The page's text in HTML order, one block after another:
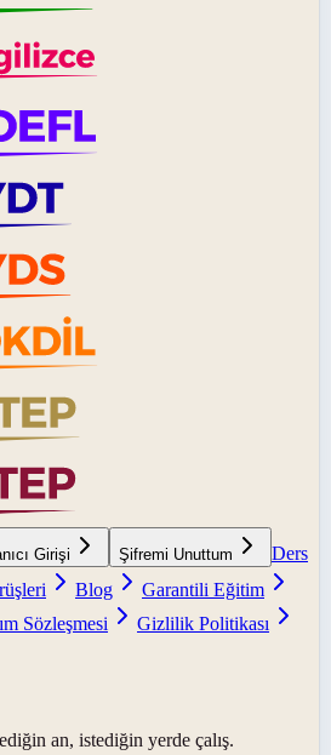
Girişi Şifremi Unuttum
Ders
Blog
Garantili Eğitim
Sözleşmesi
Gizlilik Politikası
an, istediğin yerde çalış.